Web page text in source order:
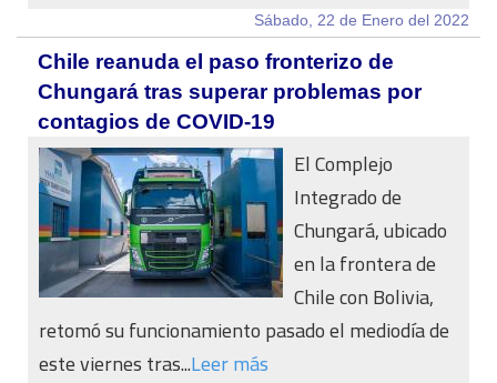
Sábado, 22 de Enero del 2022
Chile reanuda el paso fronterizo de
Chungará tras superar problemas por
contagios de COVID-19
El Complejo
Integrado de
Chungará, ubicado
en la frontera de
Chile con Bolivia,
retomó su funcionamiento pasado el mediodía de
este viernes tras...Leer más